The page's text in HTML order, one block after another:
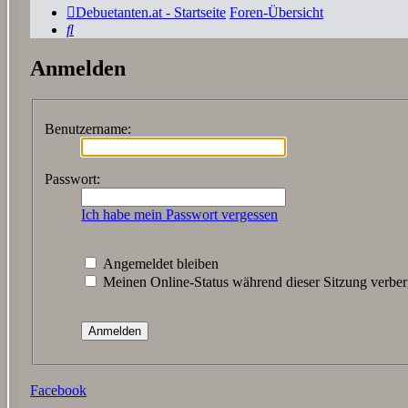
Debuetanten.at - Startseite Foren-Übersicht
Suche
Anmelden
Benutzername:
Passwort:
Ich habe mein Passwort vergessen
Angemeldet bleiben
Meinen Online-Status während dieser Sitzung
Facebook